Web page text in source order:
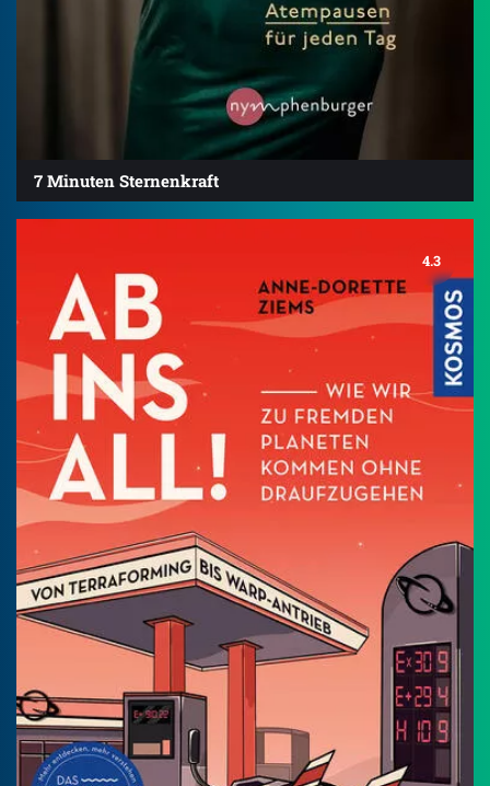
7 Minuten Sternenkraft
4.3